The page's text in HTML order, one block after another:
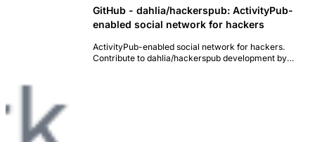
GitHub - dahlia/hackerspub: ActivityPub-
enabled social network for hackers
ActivityPub-enabled social network for hackers.
Contribute to dahlia/hackerspub development by